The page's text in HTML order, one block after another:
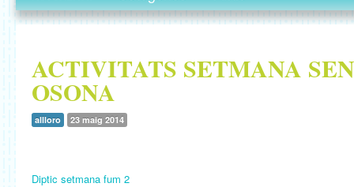
ACTIVITATS SETMANA
OSONA
allloro 23 maig 2014
Diptic setmana fum 2